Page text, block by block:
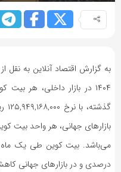
اشتراک
بگذارید.
کپی
لینک
درصدی و در بازار‌های جهانی کاهش ۲.۹۸ درصدی را تجربه کرده